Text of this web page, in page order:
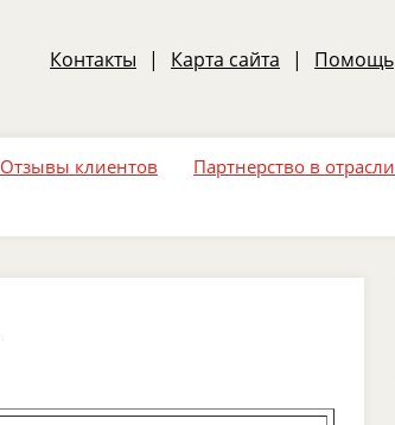
Контакты | Карта сайта | Помощь
Отзывы клиентов Партнерство в отрасли